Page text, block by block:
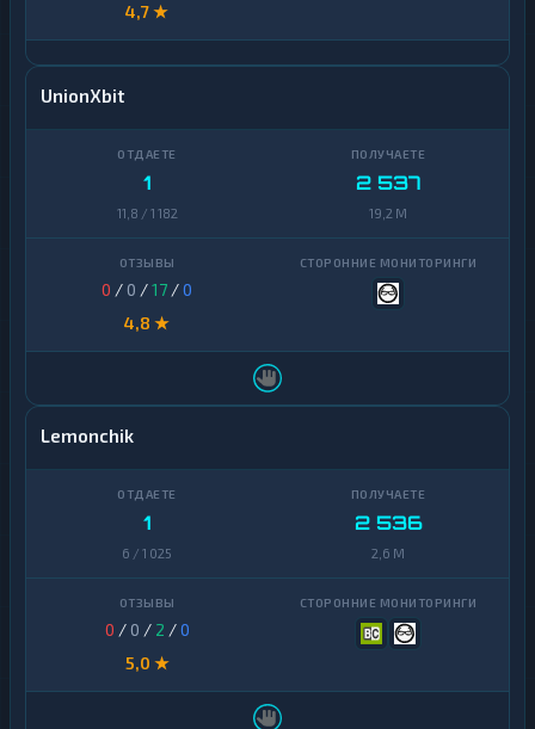
4,7 ★
UnionXbit
1
11,8 / 1 182
2 537
19,2 M
0 / 0 /17 /0
4,8 ★
Lemonchik
1
6 / 1 025
2 536
2,6 M
0 / 0 / 2 /0
5,0 ★